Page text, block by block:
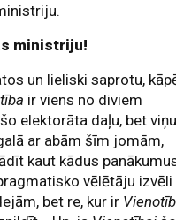
ministriju!
un lieliski saprotu,
ir viens no diviem
elektorāta daļu, bet viņu
ar abām šīm jomām,
kaut kādus
vēlētāju izvēli
bet re, kur ir